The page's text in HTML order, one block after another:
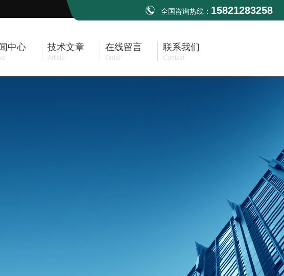
全国咨询热线： 15821283258
中心 技术文章
Article
在线留言
Order
联系我们
Contact